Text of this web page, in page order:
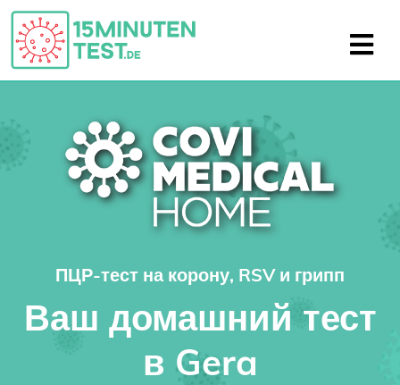
ПЦР-тест на корону, RSV и грипп
Ваш домашний тест
в Gera